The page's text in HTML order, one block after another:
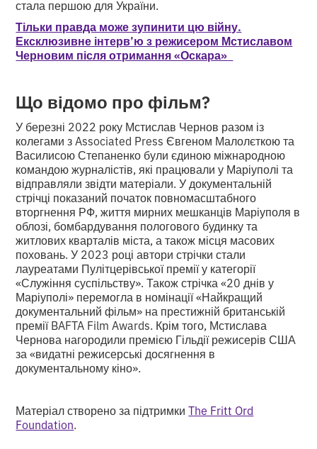
стала першою для України.
Тільки правда може зупинити цю війну.
Ексклюзивне інтерв’ю з режисером Мстиславом
Черновим після отримання «Оскара»
Що відомо про фільм?
У березні 2022 року Мстислав Чернов разом із
колегами з Associated Press Євгеном Малолєткою та
Василисою Степаненко були єдиною міжнародною
командою журналістів, які працювали у Маріуполі та
відправляли звідти матеріали. У документальній
стрічці показаний початок повномасштабного
вторгнення РФ, життя мирних мешканців Маріуполя в
облозі, бомбардування пологового будинку та
житлових кварталів міста, а також місця масових
поховань. У 2023 році автори стрічки стали
лауреатами Пулітцерівської премії у категорії
«Служіння суспільству». Також стрічка «20 днів у
Маріуполі» перемогла в номінації «Найкращий
документальний фільм» на престижній британській
премії BAFTA Film Awards. Крім того, Мстислава
Чернова нагородили премією Гільдії режисерів США
за «видатні режисерські досягнення в
документальному кіно».
Матеріал створено за підтримкиThe Fritt Ord
Foundation.